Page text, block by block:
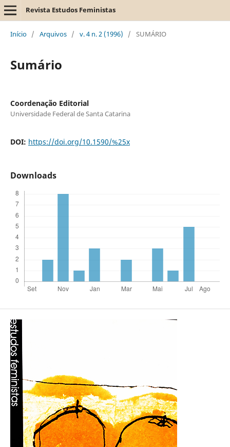
Revista Estudos Feministas
Início / Arquivos / v. 4 n. 2 (1996) / SUMÁRIO
Sumário
Coordenação Editorial
Universidade Federal de Santa Catarina
DOI: https://doi.org/10.1590/%25x
Downloads